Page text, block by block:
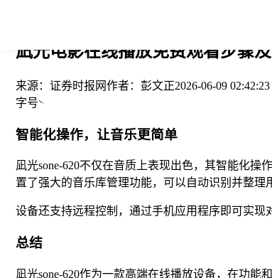
凪光电影在线播放免费观看步骤
来源： 证券时报网作者： 彭文正2026-06-09 02:42:23
字号
智能化操作，让音乐更简单
凪光sone-620不仅在音质上表现出色，其智能化
置了强大的音乐库管理功能，可以自动识别并整理
设备还支持远程控制，通过手机应用程序即可实现
总结
凪光sone-620作为一款高端在线播放设备，在功